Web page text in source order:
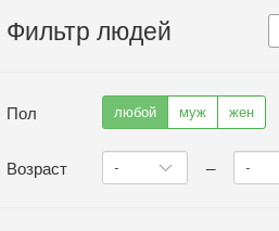
Фильтр людей
Пол любой муж жен
Возраст —